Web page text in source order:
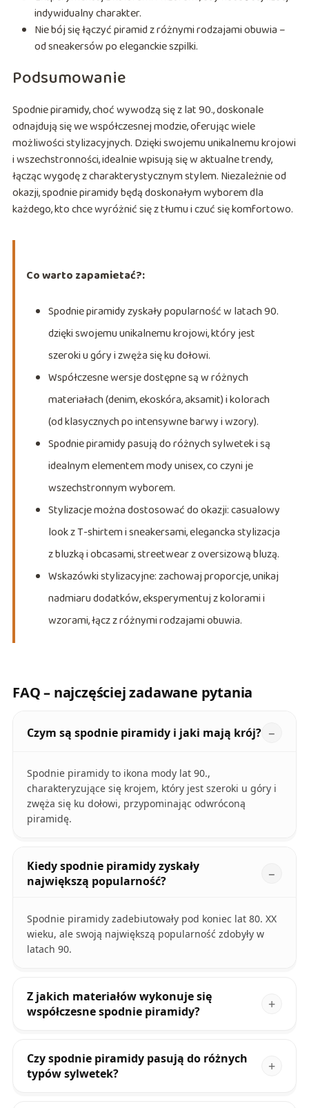
indywidualny charakter.
Nie bój się łączyć piramid z różnymi rodzajami obuwia –
od sneakersów po eleganckie szpilki.
Podsumowanie
Spodnie piramidy, choć wywodzą się z lat 90., doskonale
odnajdują się we współczesnej modzie, oferując wiele
możliwości stylizacyjnych. Dzięki swojemu unikalnemu krojowi
i wszechstronności, idealnie wpisują się w aktualne trendy,
łącząc wygodę z charakterystycznym stylem. Niezależnie od
okazji, spodnie piramidy będą doskonałym wyborem dla
każdego, kto chce wyróżnić się z tłumu i czuć się komfortowo.
Co warto zapamietać?:
Spodnie piramidy zyskały popularność w latach 90.
dzięki swojemu unikalnemu krojowi, który jest
szeroki u góry i zwęża się ku dołowi.
Współczesne wersje dostępne są w różnych
materiałach (denim, ekoskóra, aksamit) i kolorach
(od klasycznych po intensywne barwy i wzory).
Spodnie piramidy pasują do różnych sylwetek i są
idealnym elementem mody unisex, co czyni je
wszechstronnym wyborem.
Stylizacje można dostosować do okazji: casualowy
look z T-shirtem i sneakersami, elegancka stylizacja
z bluzką i obcasami, streetwear z oversizową bluzą.
Wskazówki stylizacyjne: zachowaj proporcje, unikaj
nadmiaru dodatków, eksperymentuj z kolorami i
wzorami, łącz z różnymi rodzajami obuwia.
FAQ – najczęściej zadawane pytania
Czym są spodnie piramidy i jaki mają krój?
Spodnie piramidy to ikona mody lat 90.,
charakteryzujące się krojem, który jest szeroki u góry i
zwęża się ku dołowi, przypominając odwróconą
piramidę.
Kiedy spodnie piramidy zyskały
największą popularność?
Spodnie piramidy zadebiutowały pod koniec lat 80. XX
wieku, ale swoją największą popularność zdobyły w
latach 90.
Z jakich materiałów wykonuje się
współczesne spodnie piramidy?
Czy spodnie piramidy pasują do różnych
typów sylwetek?